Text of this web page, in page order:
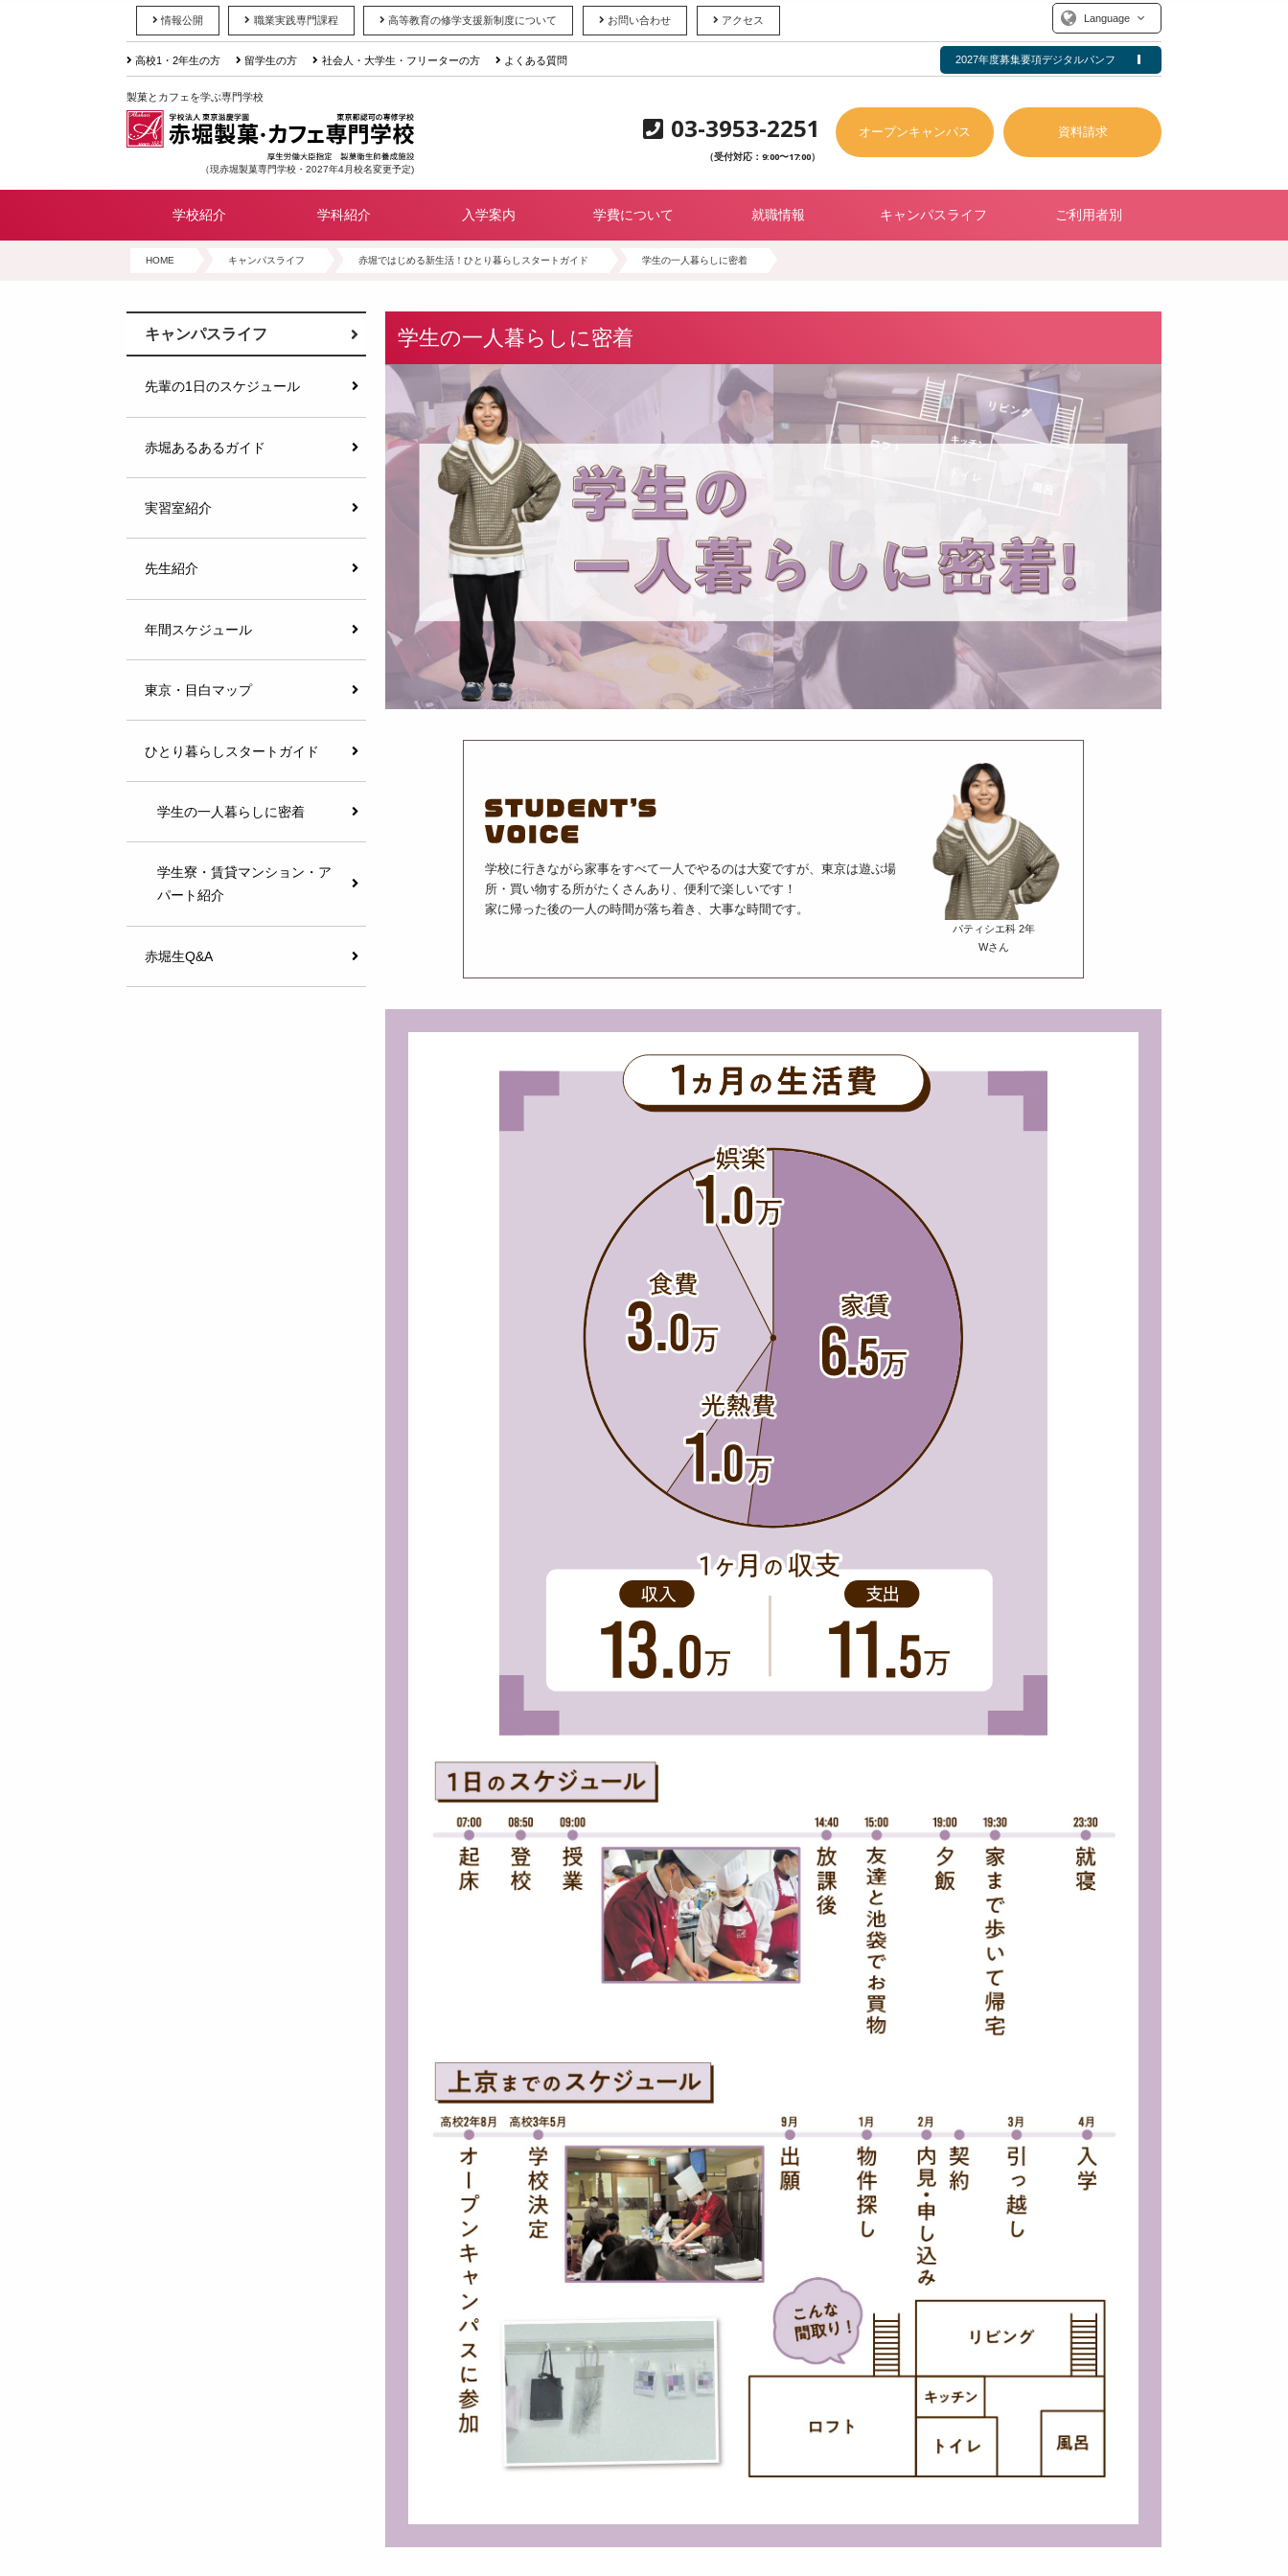
情報公開 職業実践専門課程 高等教育の修学支援新制度について お問い合わせ アクセス Language
高校1・2年生の方 留学生の方 社会人・大学生・フリーターの方 よくある質問 2027年度募集要項デジタルパンフ
製菓とカフェを学ぶ専門学校
（現赤堀製菓専門学校・2027年4月校名変更予定)
03-3953-2251
（受付対応：9:00〜17:00）
オープンキャンパス 資料請求
学校紹介 学科紹介 入学案内 学費について 就職情報 キャンパスライフ ご利用者別
HOME キャンパスライフ 赤堀ではじめる新生活！ひとり暮らしスタートガイド 学生の一人暮らしに密着
学生の一人暮らしに密着
学校に行きながら家事をすべて一人でやるのは大変ですが、東京は遊ぶ場
所・買い物する所がたくさんあり、便利で楽しいです！
家に帰った後の一人の時間が落ち着き、大事な時間です。
パティシエ科 2年
Wさん
キャンパスライフ
先輩の1日のスケジュール
赤堀あるあるガイド
実習室紹介
先生紹介
年間スケジュール
東京・目白マップ
ひとり暮らしスタートガイド
学生の一人暮らしに密着
学生寮・賃貸マンション・ア
パート紹介
赤堀生Q&A